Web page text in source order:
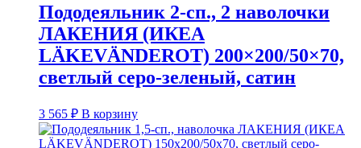
Пододеяльник 2-сп., 2 наволочки
ЛАКЕНИЯ (ИКЕА
LÄKEVÄNDEROT) 200×200/50×70,
светлый серо-зеленый, сатин
3 565 ₽ В корзину